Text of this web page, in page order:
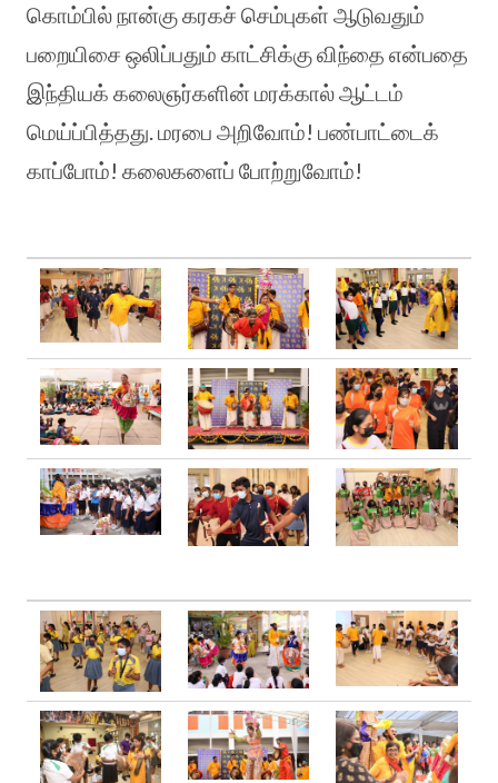
கொம்பில் நான்கு கரகச் செம்புகள் ஆடுவதும்
பறையிசை ஒலிப்பதும் காட்சிக்கு விந்தை என்பதை
இந்தியக் கலைஞர்களின் மரக்கால் ஆட்டம்
மெய்ப்பித்தது. மரபை அறிவோம்! பண்பாட்டைக்
காப்போம்! கலைகளைப் போற்றுவோம்!